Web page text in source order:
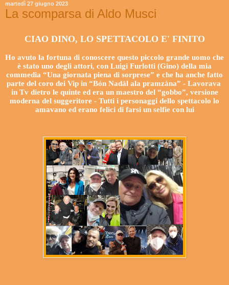
martedì 27 giugno 2023
La scomparsa di Aldo Musci
CIAO DINO, LO SPETTACOLO E' FINITO
Ho avuto la fortuna di conoscere questo piccolo grande uomo che
è stato uno degli attori, con Luigi Furlotti (Gino) della mia
commedia “Una giornata piena di sorprese” e che ha anche fatto
parte del coro dei Vip in “Bón Nadäl ala pramzàna” - Lavorava
in Tv dietro le quinte ed era un maestro del “gobbo”, versione
moderna del suggeritore - Tutti i personaggi dello spettacolo lo
amavano ed erano felici di farsi un selfie con lui